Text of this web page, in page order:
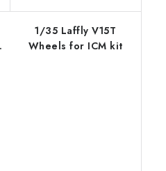
1/35 Laffly V15T
Wheels for ICM kit